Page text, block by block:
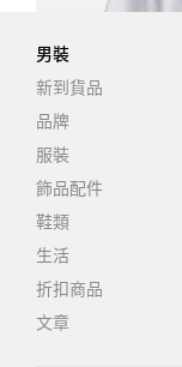
男裝
新到貨品
品牌
服裝
飾品配件
鞋類
生活
折扣商品
文章